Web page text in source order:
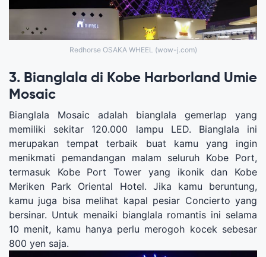
Redhorse OSAKA WHEEL (wow-j.com)
3. Bianglala di Kobe Harborland Umie
Mosaic
Bianglala Mosaic adalah bianglala gemerlap yang
memiliki sekitar 120.000 lampu LED. Bianglala ini
merupakan tempat terbaik buat kamu yang ingin
menikmati pemandangan malam seluruh Kobe Port,
termasuk Kobe Port Tower yang ikonik dan Kobe
Meriken Park Oriental Hotel. Jika kamu beruntung,
kamu juga bisa melihat kapal pesiar Concierto yang
bersinar. Untuk menaiki bianglala romantis ini selama
10 menit, kamu hanya perlu merogoh kocek sebesar
800 yen saja.